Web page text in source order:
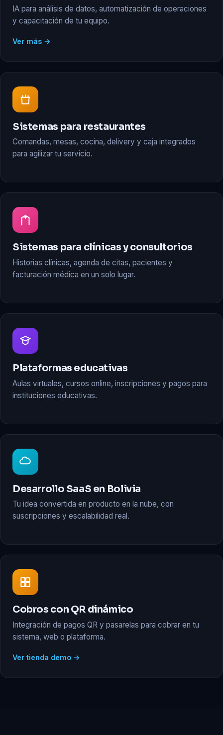
IA para análisis de datos, automatización de operaciones
y capacitación de tu equipo.
Ver más →
Sistemas para restaurantes
Comandas, mesas, cocina, delivery y caja integrados
para agilizar tu servicio.
Sistemas para clínicas y consultorios
Historias clínicas, agenda de citas, pacientes y
facturación médica en un solo lugar.
Plataformas educativas
Aulas virtuales, cursos online, inscripciones y pagos para
instituciones educativas.
Desarrollo SaaS en Bolivia
Tu idea convertida en producto en la nube, con
suscripciones y escalabilidad real.
Cobros con QR dinámico
Integración de pagos QR y pasarelas para cobrar en tu
sistema, web o plataforma.
Ver tienda demo →